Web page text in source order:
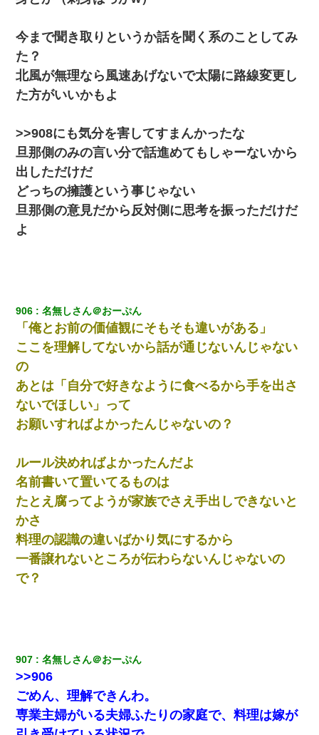
今まで聞き取りというか話を聞く系のことしてみ
た？
北風が無理なら風速あげないで太陽に路線変更し
た方がいいかもよ
>>908にも気分を害してすまんかったな
旦那側のみの言い分で話進めてもしゃーないから
出しただけだ
どっちの擁護という事じゃない
旦那側の意見だから反対側に思考を振っただけだ
よ
906 名無しさん＠おーぷん
「俺とお前の価値観にそもそも違いがある」
ここを理解してないから話が通じないんじゃない
の
あとは「自分で好きなように食べるから手を出さ
ないでほしい」って
お願いすればよかったんじゃないの？
ルール決めればよかったんだよ
名前書いて置いてるものは
たとえ腐ってようが家族でさえ手出しできないと
かさ
料理の認識の違いばかり気にするから
一番譲れないところが伝わらないんじゃないの
で？
907 名無しさん＠おーぷん
>>906
ごめん、理解できんわ。
専業主婦がいる夫婦ふたりの家庭で、料理は嫁が